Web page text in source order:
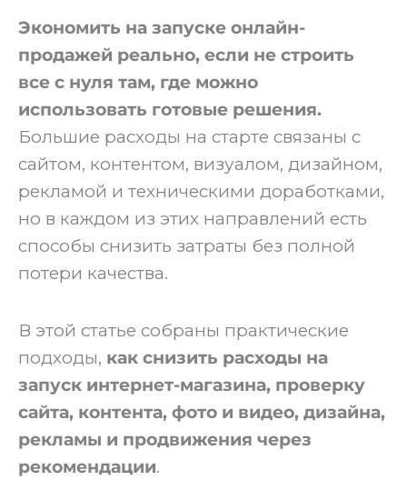
Экономить на запуске онлайн-
продажей реально, если не строить
все с нуля там, где можно
использовать готовые решения.
Большие расходы на старте связаны с
сайтом, контентом, визуалом, дизайном,
рекламой и техническими доработками,
но в каждом из этих направлений есть
способы снизить затраты без полной
потери качества.
В этой статье собраны практические
подходы, как снизить расходы на
запуск интернет-магазина, проверку
сайта, контента, фото и видео, дизайна,
рекламы и продвижения через
рекомендации.